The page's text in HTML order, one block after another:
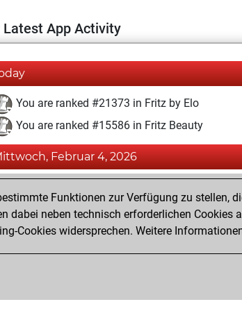
Latest App Activity
You are ranked #21373 in Fritz by Elo
You are ranked #15586 in Fritz Beauty
Februar 4, 2026
You achieved a new Elo of 1542
You created your Fritz account
Funktionen zur Verfügung zu stellen,
neben technisch erforderlichen Cookies
Cookies widersprechen. Weitere